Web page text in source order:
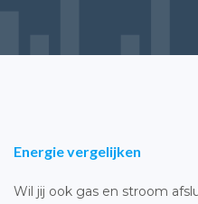
Energie vergelijken
Wil jij ook gas en stroom